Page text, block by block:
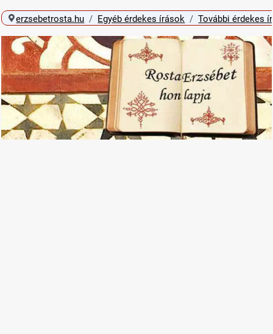
erzsebetrosta.hu Egyéb érdekes írások További érdekes